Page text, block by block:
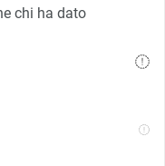
chi ha dato